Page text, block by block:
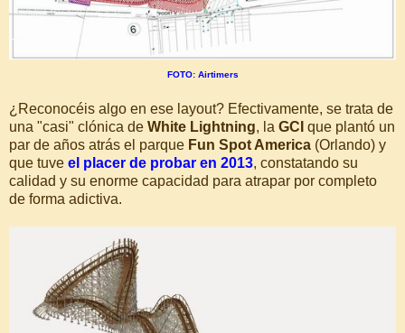
FOTO: Airtimers
¿Reconocéis algo en ese layout? Efectivamente, se trata de
una "casi" clónica de White Lightning, la GCI que plantó un
par de años atrás el parque Fun Spot America (Orlando) y
que tuve el placer de probar en 2013, constatando su
calidad y su enorme capacidad para atrapar por completo
de forma adictiva.